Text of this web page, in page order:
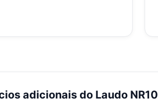
adicionais do Laudo NR10